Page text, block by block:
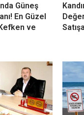
Güneş
En Güzel
ve